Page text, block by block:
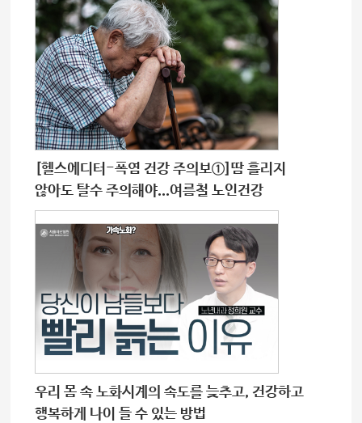
[헬스에디터-폭염 건강 주의보①]땀 흘리지
않아도 탈수 주의해야...여름철 노인건강
우리 몸 속 노화시계의 속도를 늦추고, 건강하고
행복하게 나이 들 수 있는 방법